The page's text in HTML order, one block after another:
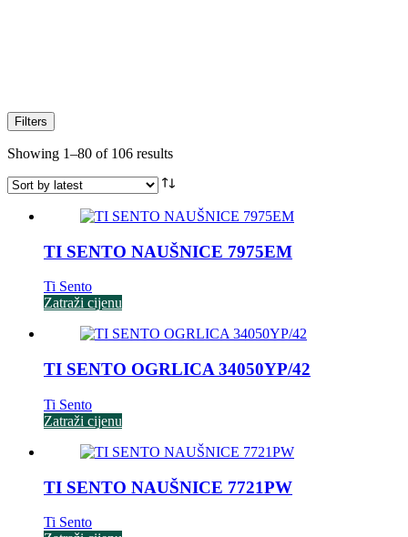
Filters
Showing 1–80 of 106 resultsSorted
latest
TI SENTO NAUŠNICE 7975EM
Ti Sento
Zatraži cijenu
TI SENTO OGRLICA 34050YP/42
Ti Sento
Zatraži cijenu
TI SENTO NAUŠNICE 7721PW
Ti Sento